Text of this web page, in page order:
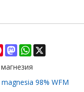
PinterestMastodonWhatsApp
98% WFM